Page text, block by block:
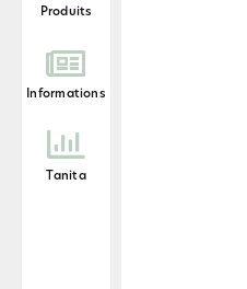
Produits
Informations
Tanita